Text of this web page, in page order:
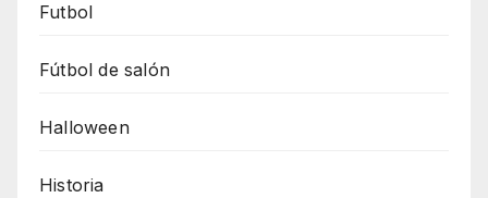
Futbol
Fútbol de salón
Halloween
Historia